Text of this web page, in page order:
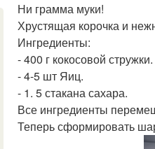
Ни грамма муки!
Хрустящая корочка и
Ингредиенты:
- 400 г кокосовой стружки.
- 4-5 шт Яиц.
- 1. 5 стакана сахара.
Все ингредиенты
Теперь сформировать